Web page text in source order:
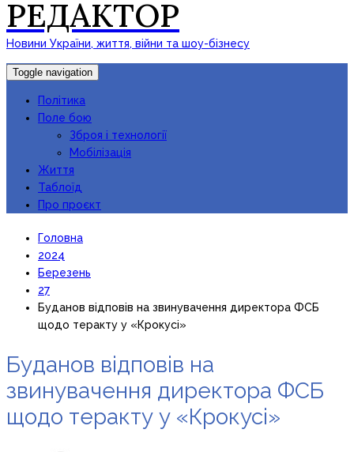
РЕДАКТОР
Новини України, життя, війни та шоу-бізнесу
Toggle navigation
Політика
Поле бою
Зброя і технології
Мобілізація
Життя
Таблоїд
Про проєкт
Головна
2024
Березень
27
Буданов відповів на звинувачення директора ФСБ
щодо теракту у «Крокусі»
Буданов відповів на
звинувачення директора ФСБ
щодо теракту у «Крокусі»